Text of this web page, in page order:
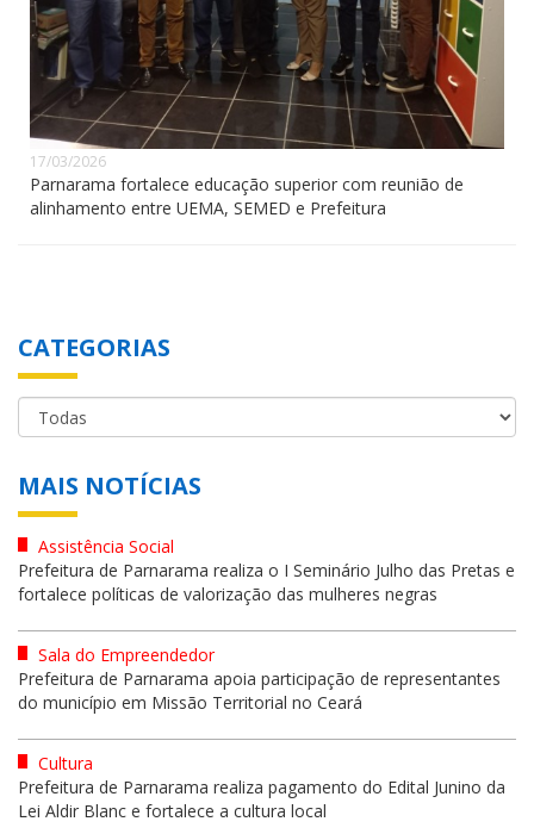
17/03/2026
Parnarama fortalece educação superior com reunião de
alinhamento entre UEMA, SEMED e Prefeitura
CATEGORIAS
MAIS NOTÍCIAS
Assistência Social
Prefeitura de Parnarama realiza o I Seminário Julho das Pretas e
fortalece políticas de valorização das mulheres negras
Sala do Empreendedor
Prefeitura de Parnarama apoia participação de representantes
do município em Missão Territorial no Ceará
Cultura
Prefeitura de Parnarama realiza pagamento do Edital Junino da
Lei Aldir Blanc e fortalece a cultura local